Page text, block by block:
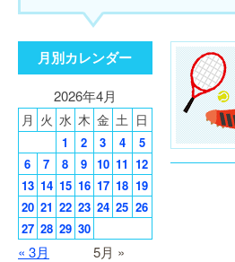
月別カレンダー
2026年4月
月 火 水 木 金 土 日
« 3月 5月 »
1 2 3 4
5
6
7 8 9 10 11 12
13 14 15 16 17 18 19
20 21 22 23 24 25 26
27 28 29 30